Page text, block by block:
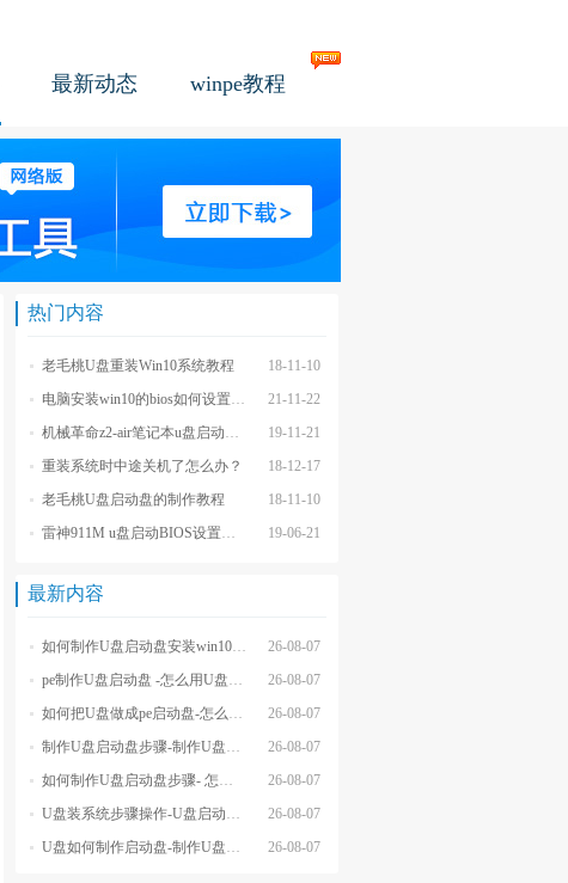
最新动态 winpe教程
热门内容
18-11-10
老毛桃U盘重装Win10系统教程
21-11-22
电脑安装win10的bios如何设置u盘图文教程
19-11-21
机械革命z2-air笔记本u盘启动BIOS设置教程
18-12-17
重装系统时中途关机了怎么办？
18-11-10
老毛桃U盘启动盘的制作教程
19-06-21
雷神911M u盘启动BIOS设置教程
最新内容
26-08-07
如何制作U盘启动盘安装win10系统-怎么制作U盘启动盘安装win10系
26-08-07
pe制作U盘启动盘 -怎么用U盘制作pe系统启动盘
26-08-07
如何把U盘做成pe启动盘-怎么把U盘做成pe启动盘
26-08-07
制作U盘启动盘步骤-制作U盘启动盘详细方法
26-08-07
如何制作U盘启动盘步骤- 怎么制作U盘启动盘步骤
26-08-07
U盘装系统步骤操作-U盘启动重装系统步骤
26-08-07
U盘如何制作启动盘-制作U盘启动盘重装